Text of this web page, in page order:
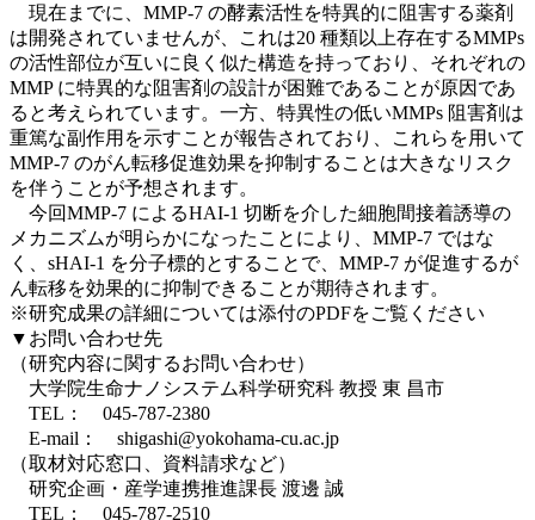
現在までに、MMP-7 の酵素活性を特異的に阻害する薬剤
は開発されていませんが、これは20 種類以上存在するMMPs
の活性部位が互いに良く似た構造を持っており、それぞれの
MMP に特異的な阻害剤の設計が困難であることが原因であ
ると考えられています。一方、特異性の低いMMPs 阻害剤は
重篤な副作用を示すことが報告されており、これらを用いて
MMP-7 のがん転移促進効果を抑制することは大きなリスク
を伴うことが予想されます。
今回MMP-7 によるHAI-1 切断を介した細胞間接着誘導の
メカニズムが明らかになったことにより、MMP-7 ではな
く、sHAI-1 を分子標的とすることで、MMP-7 が促進するが
ん転移を効果的に抑制できることが期待されます。
※研究成果の詳細については添付のPDFをご覧ください
▼お問い合わせ先
（研究内容に関するお問い合わせ）
大学院生命ナノシステム科学研究科 教授 東 昌市
TEL： 045-787-2380
E-mail： shigashi@yokohama-cu.ac.jp
（取材対応窓口、資料請求など）
研究企画・産学連携推進課長 渡邊 誠
TEL： 045-787-2510